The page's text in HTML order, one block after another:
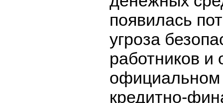
появилась
угроза
работников и
официальном
кредитно-